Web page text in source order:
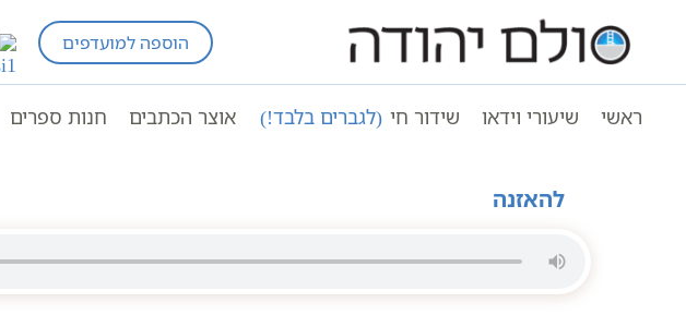
הוספה למועדפים
ראשי שיעורי וידאו שידור חי (לגברים בלבד!) אוצר הכתבים חנות ספרים
עמוד ראשי שיעורי וידאו חגים ומועדים לפי הזוהר פסח
פרשת שמות | שיעור לימי הפסח | הרב שקד אליהו פנחס | סולם
פרשת שמות | שיעור לימי הפסח | הרב שקד אליהו פנחס | סולם יהודה | לימוד קבלה
להאזנה